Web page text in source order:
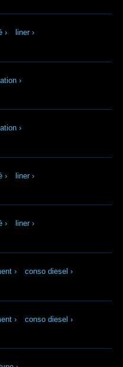
› liner ›
›
›
› liner ›
› liner ›
› conso diesel ›
› conso diesel ›